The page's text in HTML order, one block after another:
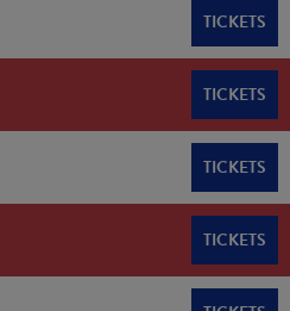
TICKETS
TICKETS
TICKETS
TICKETS